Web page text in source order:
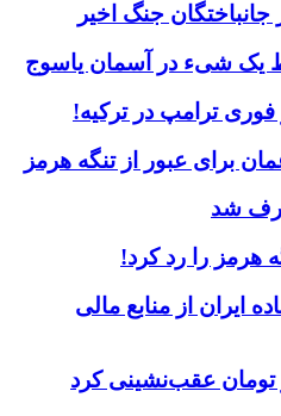
جانباختگان جنگ اخیر
یک شیء در آسمان یاسوج
فوری ترامپ در ترکیه!
برای عبور از تنگه هرمز
شد
هرمز را رد کرد!
ایران از منابع مالی